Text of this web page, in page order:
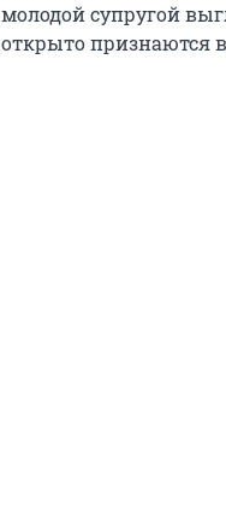
молодой супругой
открыто признаются